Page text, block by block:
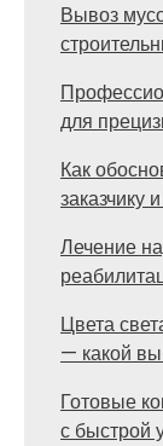
Вывоз
для
Как
заказчику
Лечение
Цвета
— какой
Готовые
с быстрой